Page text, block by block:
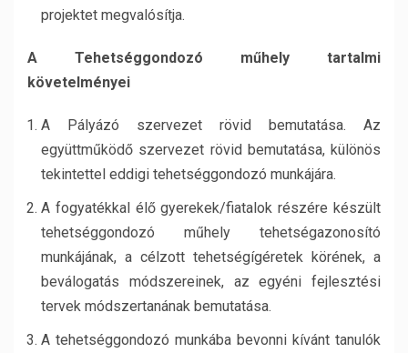
projektet megvalósítja.
A Tehetséggondozó műhely tartalmi
követelményei
A Pályázó szervezet rövid bemutatása. Az
együttműködő szervezet rövid bemutatása, különös
tekintettel eddigi tehetséggondozó munkájára.
A fogyatékkal élő gyerekek/fiatalok részére készült
tehetséggondozó műhely tehetségazonosító
munkájának, a célzott tehetségígéretek körének, a
beválogatás módszereinek, az egyéni fejlesztési
tervek módszertanának bemutatása.
A tehetséggondozó munkába bevonni kívánt tanulók